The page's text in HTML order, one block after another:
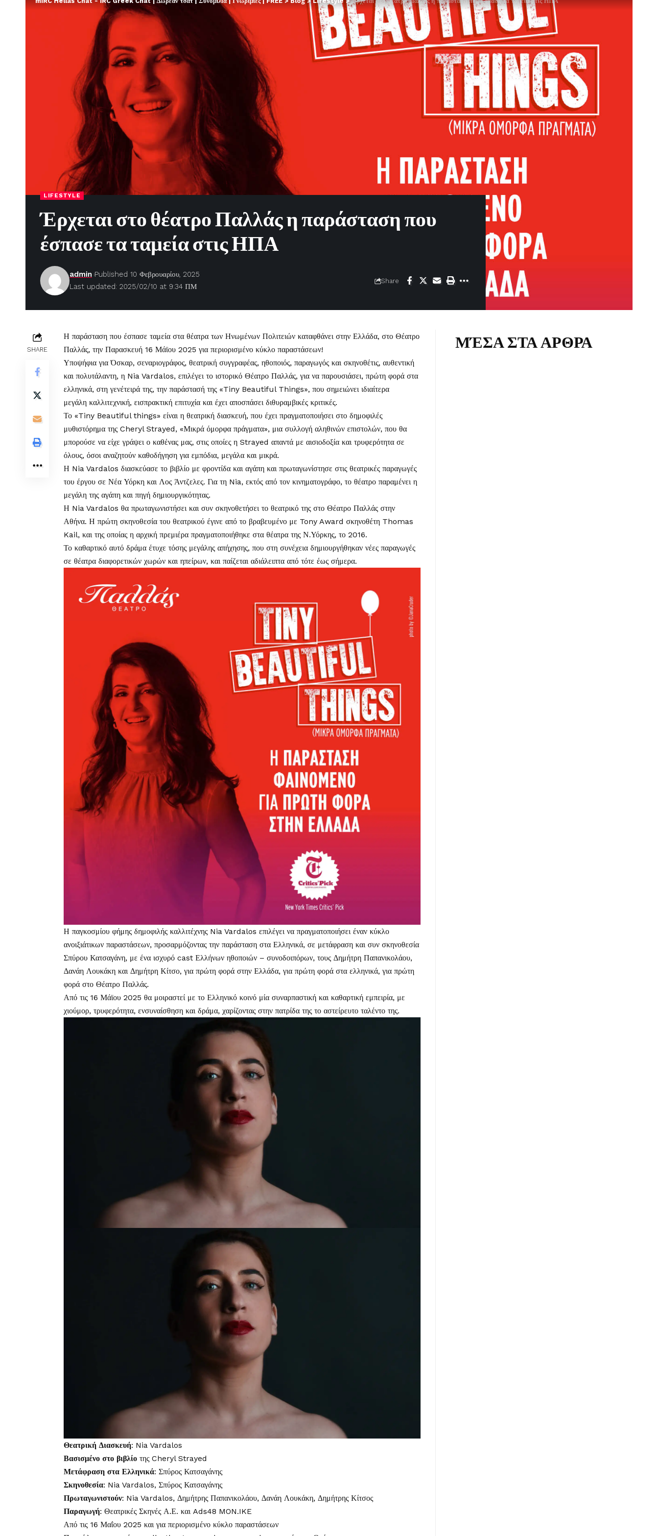
LIFESTYLE
Έρχεται στο θέατρο Παλλάς η παράσταση που
έσπασε τα ταμεία στις ΗΠΑ
Last updated: 2025/02/10 at 9:34 ΠΜ
admin Published 10 Φεβρουαρίου, 2025
Share
SHARE
Η παράσταση που έσπασε ταμεία στα θέατρα των Ηνωμένων Πολιτειών καταφθάνει στην Ελλάδα, στο Θέατρο
Παλλάς, την Παρασκευή 16 Μάϊου 2025 για περιορισμένο κύκλο παραστάσεων!
Υποψήφια για Όσκαρ, σεναριογράφος, θεατρική συγγραφέας, ηθοποιός, παραγωγός και σκηνοθέτις, αυθεντική
και πολυτάλαντη, η Nia Vardalos, επιλέγει το ιστορικό Θέατρο Παλλάς, για να παρουσιάσει, πρώτη φορά στα
ελληνικά, στη γενέτειρά της, την παράστασή της «Tiny Beautiful Things», που σημειώνει ιδιαίτερα
μεγάλη καλλιτεχνική, εισπρακτική επιτυχία και έχει αποσπάσει διθυραμβικές κριτικές.
Το «Tiny Beautiful things» είναι η θεατρική διασκευή, που έχει πραγματοποιήσει στο δημοφιλές
μυθιστόρημα της Cheryl Strayed, «Μικρά όμορφα πράγματα», μια συλλογή αληθινών επιστολών, που θα
μπορούσε να είχε γράψει ο καθένας μας, στις οποίες η Strayed απαντά με αισιοδοξία και τρυφερότητα σε
όλους, όσοι αναζητούν καθοδήγηση για εμπόδια, μεγάλα και μικρά.
Η Nia Vardalos διασκεύασε το βιβλίο με φροντίδα και αγάπη και πρωταγωνίστησε στις θεατρικές παραγωγές
του έργου σε Νέα Υόρκη και Λος Άντζελες. Για τη Nia, εκτός από τον κινηματογράφο, το θέατρο παραμένει η
μεγάλη της αγάπη και πηγή δημιουργικότητας.
Η Nia Vardalos θα πρωταγωνιστήσει και συν σκηνοθετήσει το θεατρικό της στο Θέατρο Παλλάς στην
Αθήνα. Η πρώτη σκηνοθεσία του θεατρικού έγινε από το βραβευμένο με Tony Award σκηνοθέτη Thomas
Kail, και της οποίας η αρχική πρεμιέρα πραγματοποιήθηκε στα θέατρα της Ν.Υόρκης, το 2016.
Το καθαρτικό αυτό δράμα έτυχε τόσης μεγάλης απήχησης, που στη συνέχεια δημιουργήθηκαν νέες παραγωγές
σε θέατρα διαφορετικών χωρών και ηπείρων, και παίζεται αδιάλειπτα από τότε έως σήμερα.
Η παγκοσμίου φήμης δημοφιλής καλλιτέχνης Nia Vardalos επιλέγει να πραγματοποιήσει έναν κύκλο
ανοιξιάτικων παραστάσεων, προσαρμόζοντας την παράσταση στα Ελληνικά, σε μετάφραση και συν σκηνοθεσία
Σπύρου Κατσαγάνη, με ένα ισχυρό cast Ελλήνων ηθοποιών – συνοδοιπόρων, τους Δημήτρη Παπανικολάου,
Δανάη Λουκάκη και Δημήτρη Κίτσο, για πρώτη φορά στην Ελλάδα, για πρώτη φορά στα ελληνικά, για πρώτη
φορά στο Θέατρο Παλλάς.
Από τις 16 Μάϊου 2025 θα μοιραστεί με το Ελληνικό κοινό μία συναρπαστική και καθαρτική εμπειρία, με
χιούμορ, τρυφερότητα, ενσυναίσθηση και δράμα, χαρίζοντας στην πατρίδα της το αστείρευτο ταλέντο της.
Θεατρική Διασκευή: Nia Vardalos
Βασισμένο στο βιβλίο της Cheryl Strayed
Μετάφραση στα Ελληνικά: Σπύρος Κατσαγάνης
Σκηνοθεσία: Nia Vardalos, Σπύρος Κατσαγάνης
Πρωταγωνιστούν: Nia Vardalos, Δημήτρης Παπανικολάου, Δανάη Λουκάκη, Δημήτρης Κίτσος
Παραγωγή: Θεατρικές Σκηνές Α.Ε. και Ads48 MON.IKE
Από τις 16 Μαΐου 2025 και για περιορισμένο κύκλο παραστάσεων
ΜΈΣΑ ΣΤΑ ΑΡΘΡΑ